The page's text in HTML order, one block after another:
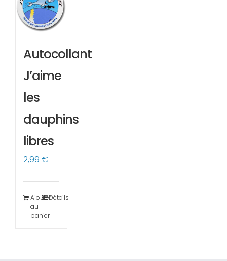
Autocollant
J’aime
les
dauphins
libres
2,99€
Ajouter
au
panier
Détails